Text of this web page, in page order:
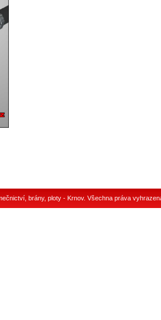
brány, ploty - Krnov. Všechna práva